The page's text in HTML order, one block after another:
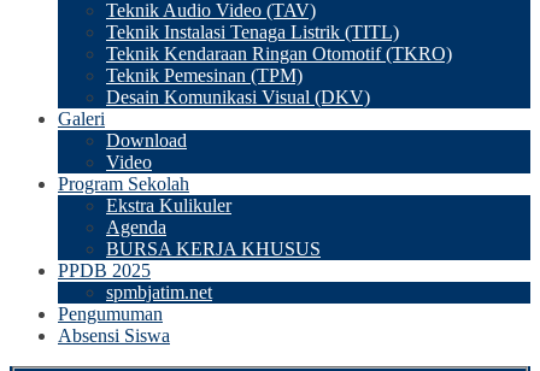
Teknik Audio Video (TAV)
Teknik Instalasi Tenaga Listrik (TITL)
Teknik Kendaraan Ringan Otomotif (TKRO)
Teknik Pemesinan (TPM)
Desain Komunikasi Visual (DKV)
Galeri
Download
Video
Program Sekolah
Ekstra Kulikuler
Agenda
BURSA KERJA KHUSUS
PPDB 2025
spmbjatim.net
Pengumuman
Absensi Siswa